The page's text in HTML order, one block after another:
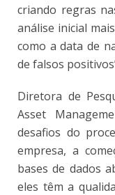
criando regras
análise inicial
como a data de
de falsos
Diretora de
Asset
desafios do
empresa, a
bases de dados
eles têm a